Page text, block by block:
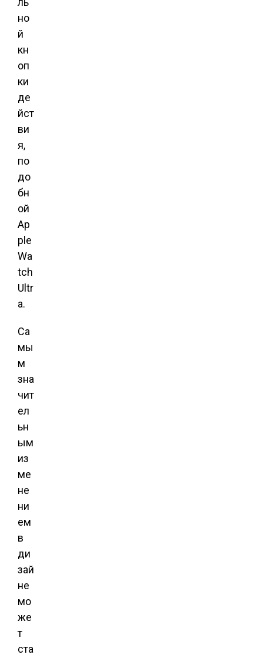
но
й
кн
оп
ки
де
йст
ви
я,
по
до
бн
ой
Ap
ple
Wa
tch
Ultr
a.
Са
мы
м
зна
чит
ел
ьн
ым
из
ме
не
ни
ем
в
ди
зай
не
мо
же
т
ста